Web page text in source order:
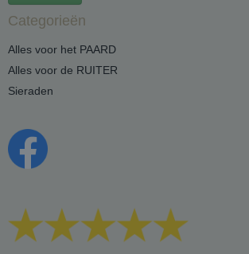
Categorieën
Alles voor het PAARD
Alles voor de RUITER
Sieraden